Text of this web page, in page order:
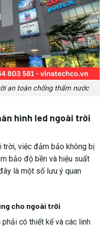
an toàn chống thấm nước
hình led ngoài trời
trời, việc đảm bảo không bị
bảo độ bền và hiệu suất
là một số lưu ý quan
cho ngoài trời
có thiết kế và các linh